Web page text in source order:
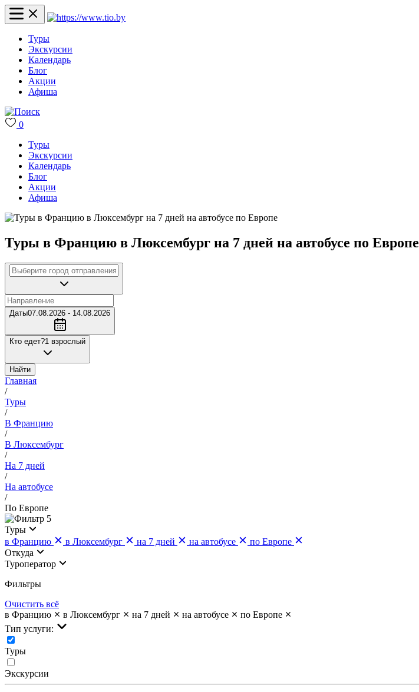
Туры
Экскурсии
Календарь
Блог
Акции
Афиша
0
Туры
Экскурсии
Календарь
Блог
Акции
Афиша
Туры в Францию в Люксембург на 7 дней на автобусе по Европе
Даты07.08.2026 - 14.08.2026
Кто едет?1 взрослый
Найти
Главная
/
Туры
/
В Францию
/
В Люксембург
/
На 7 дней
/
На автобусе
/
По Европе
5
Туры
в Францию
в Люксембург на 7 дней на автобусе
по Европе
Откуда
Туроператор
Фильтры
Очистить всё
в Францию
в Люксембург на 7 дней на автобусе
по Европе
Тип услуги:
Туры
Экскурсии